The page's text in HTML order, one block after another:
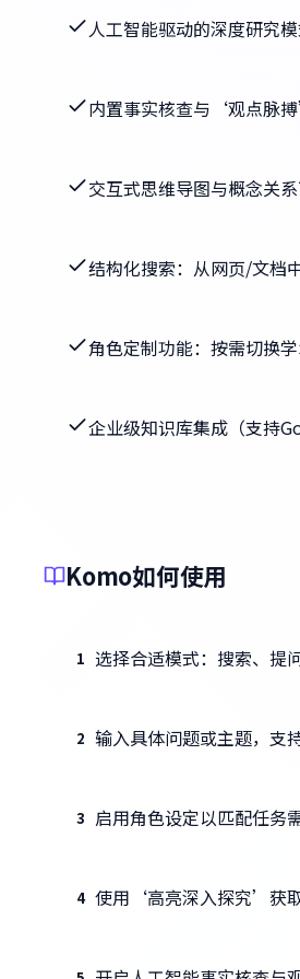
人工智能驱动的深度研究
内置事实核查与‘观点脉
交互式思维导图与概念关
结构化搜索：从网页/文档
角色定制功能：按需切换
企业级知识库集成（支持
Komo如何使用
1 选择合适模式：搜索、提
2 输入具体问题或主题，支
3 启用角色设定以匹配任务
4 使用‘高亮深入探究’获